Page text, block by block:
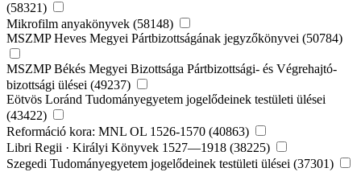
(58321)
Mikrofilm anyakönyvek (58148)
MSZMP Heves Megyei Pártbizottságának jegyzőkönyvei (50784)
MSZMP Békés Megyei Bizottsága Pártbizottsági- és Végrehajtó-
bizottsági ülései (49237)
Eötvös Loránd Tudományegyetem jogelődeinek testületi ülései
(43422)
Reformáció kora: MNL OL 1526-1570 (40863)
Libri Regii · Királyi Könyvek 1527—1918 (38225)
Szegedi Tudományegyetem jogelődeinek testületi ülései (37301)